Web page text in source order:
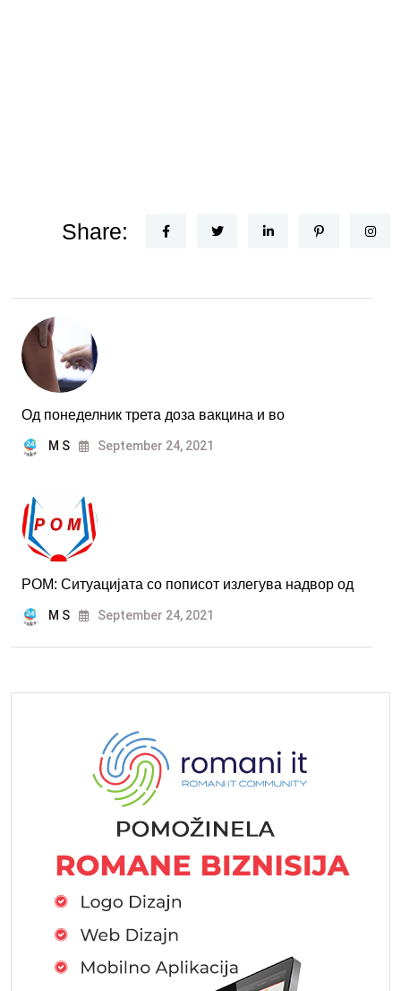
Share:
Од понеделник трета доза вакцина и во
M S September 24, 2021
РОМ: Ситуацијата со пописот излегува надвор од
M S September 24, 2021